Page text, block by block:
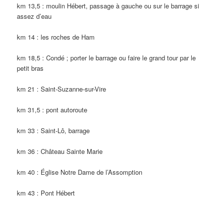
km 13,5 : moulin Hébert, passage à gauche ou sur le barrage si
assez d’eau
km 14 : les roches de Ham
km 18,5 : Condé ; porter le barrage ou faire le grand tour par le
petit bras
km 21 : Saint-Suzanne-sur-Vire
km 31,5 : pont autoroute
km 33 : Saint-Lô, barrage
km 36 : Château Sainte Marie
km 40 : Église Notre Dame de l’Assomption
km 43 : Pont Hébert